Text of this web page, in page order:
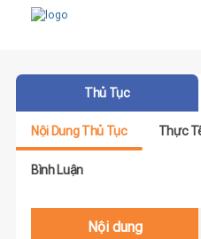
Thủ Tục
Nội Dung Thủ Tục Thực
Bình Luận
Nội dung